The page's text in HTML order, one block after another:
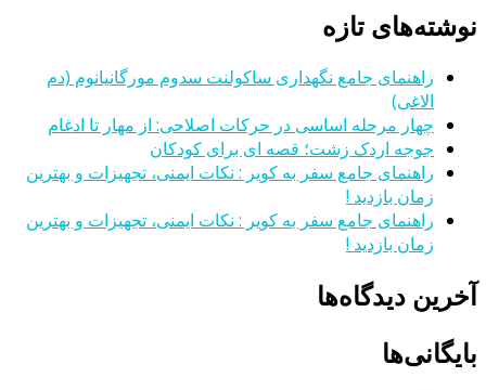
نوشته‌های تازه
راهنمای جامع نگهداری ساکولنت سدوم مورگانیانوم (دم
الاغی)
چهار مرحله اساسی در حرکات اصلاحی: از مهار تا ادغام
جوجه اردک زشت؛ قصه ای برای کودکان
راهنمای جامع سفر به کویر : نکات ایمنی، تجهیزات و بهترین
زمان بازدید !
راهنمای جامع سفر به کویر : نکات ایمنی، تجهیزات و بهترین
زمان بازدید !
آخرین دیدگاه‌ها
بایگانی‌ها